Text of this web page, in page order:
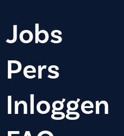
Jobs
Pers
Inloggen